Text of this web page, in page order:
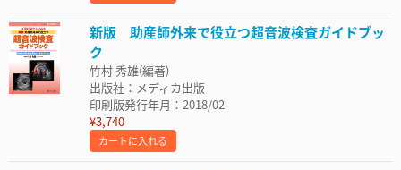
新版 助産師外来で役立つ超音波検査ガイドブッ
ク
竹村 秀雄(編著)
出版社：メディカ出版
印刷版発行年月：2018/02
¥3,740
カートに入れる